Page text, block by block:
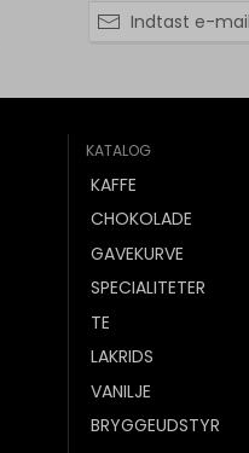
KATALOG
KAFFE
CHOKOLADE
GAVEKURVE
SPECIALITETER
TE
LAKRIDS
VANILJE
BRYGGEUDSTYR